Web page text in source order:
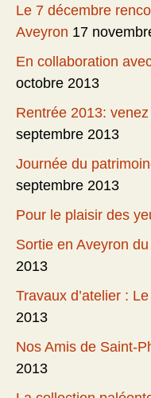
Le 7 décembre
Aveyron 17
En collaboration
octobre 2013
Rentrée 2013:
septembre 2013
Journée du
septembre 2013
Pour le plaisir des
Sortie en Aveyron
2013
Travaux d’atelier :
2013
Nos Amis de Saint-
2013